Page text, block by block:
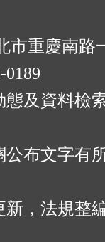
市重慶南路
及資料檢
布文字有
，法規整